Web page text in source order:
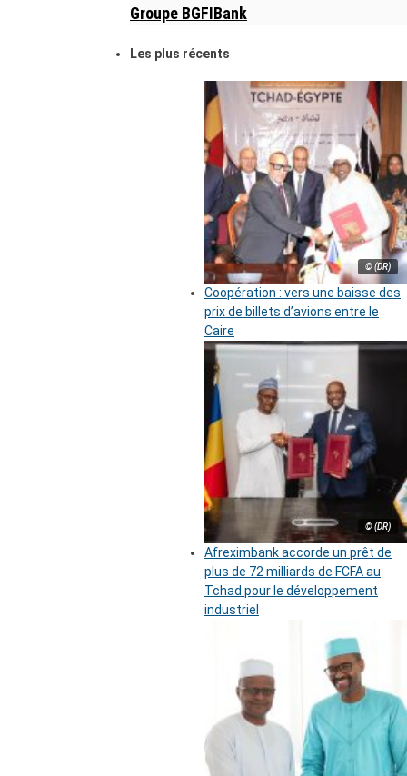
Groupe BGFIBank
Les plus récents
© (DR)
Coopération : vers une baisse des
prix de billets d’avions entre le
Caire
© (DR)
Afreximbank accorde un prêt de
plus de 72 milliards de FCFA au
Tchad pour le développement
industriel